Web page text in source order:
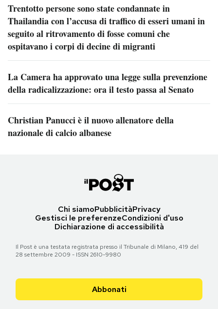
Trentotto persone sono state condannate in
Thailandia con l’accusa di traffico di esseri umani in
seguito al ritrovamento di fosse comuni che
ospitavano i corpi di decine di migranti
La Camera ha approvato una legge sulla prevenzione
della radicalizzazione: ora il testo passa al Senato
Christian Panucci è il nuovo allenatore della
nazionale di calcio albanese
Chi siamoPubblicitàPrivacy
Gestisci le preferenzeCondizioni d'uso
Dichiarazione di accessibilità
Il Post è una testata registrata presso il Tribunale di Milano, 419 del
28 settembre 2009 - ISSN 2610-9980
Abbonati